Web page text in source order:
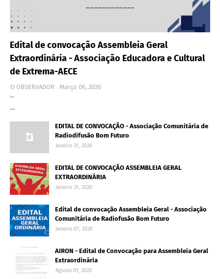
Edital de convocação Assembleia Geral
Extraordinária - Associação Educadora e Cultural
de Extrema-AECE
O OBSERVADOR
Março 06, 2026
…
…
EDITAL DE CONVOCAÇÃO - Associação Comunitária de
Radiodifusão Bom Futuro
Janeiro 31, 2026
EDITAL DE CONVOCAÇÃO ASSEMBLEIA GERAL
EXTRAORDINÁRIA
Janeiro 31, 2026
Edital de convocação Assembleia Geral - Associação
Comunitária de Radiofusão Bom Futuro
Janeiro 07, 2026
AIRON - Edital de Convocação para Assembleia Geral
Extraordinária
Agosto 01, 2025